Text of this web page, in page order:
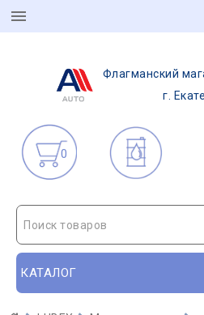
Флагманский
г.
0
Поиск товаров
КАТАЛОГ